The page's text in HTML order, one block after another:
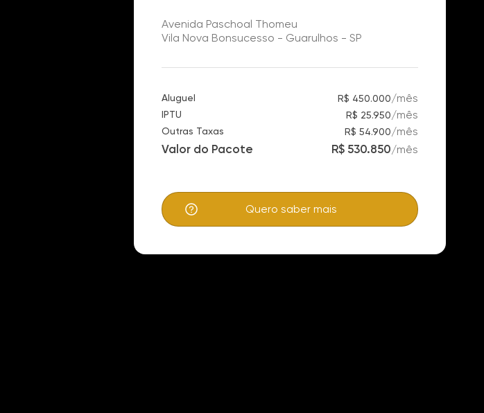
Avenida Paschoal Thomeu
Vila Nova Bonsucesso - Guarulhos - SP
Aluguel R$ 450.000/mês
IPTU R$ 25.950/mês
Outras Taxas R$ 54.900/mês
Valor do Pacote R$ 530.850/mês
Quero saber mais